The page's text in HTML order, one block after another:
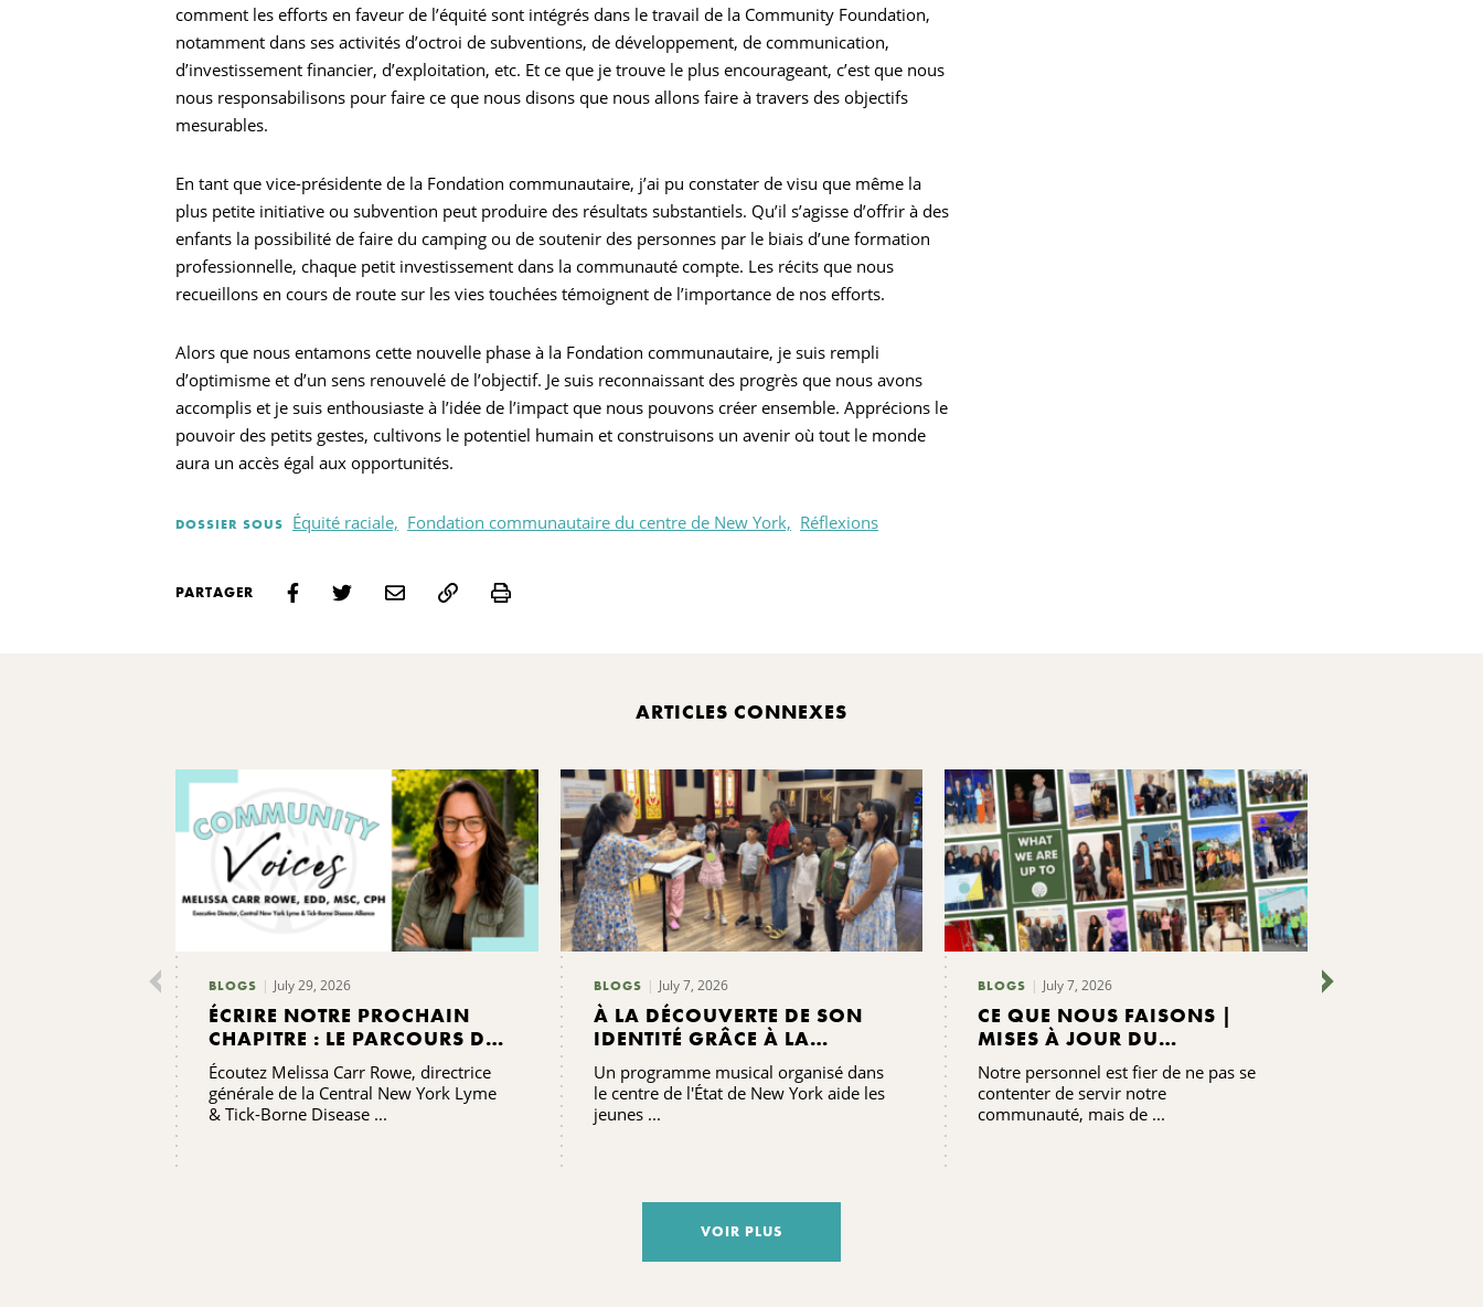
comment les efforts en faveur de l’équité sont intégrés dans le travail de la Community Foundation,
notamment dans ses activités d’octroi de subventions, de développement, de communication,
d’investissement financier, d’exploitation, etc. Et ce que je trouve le plus encourageant, c’est que nous
nous responsabilisons pour faire ce que nous disons que nous allons faire à travers des objectifs
mesurables.
En tant que vice-présidente de la Fondation communautaire, j’ai pu constater de visu que même la
plus petite initiative ou subvention peut produire des résultats substantiels. Qu’il s’agisse d’offrir à des
enfants la possibilité de faire du camping ou de soutenir des personnes par le biais d’une formation
professionnelle, chaque petit investissement dans la communauté compte. Les récits que nous
recueillons en cours de route sur les vies touchées témoignent de l’importance de nos efforts.
Alors que nous entamons cette nouvelle phase à la Fondation communautaire, je suis rempli
d’optimisme et d’un sens renouvelé de l’objectif. Je suis reconnaissant des progrès que nous avons
accomplis et je suis enthousiaste à l’idée de l’impact que nous pouvons créer ensemble. Apprécions le
pouvoir des petits gestes, cultivons le potentiel humain et construisons un avenir où tout le monde
aura un accès égal aux opportunités.
DOSSIER SOUS Équité raciale, Fondation communautaire du centre de New York, Réflexions
PARTAGER Print
ARTICLES CONNEXES
BLOGS July 29, 2026
ÉCRIRE NOTRE PROCHAIN
CHAPITRE : LE PARCOURS DE
RENFORCEMENT DES
CAPACITÉS DE L'ALLIANCE
CONTRE LA MALADIE DE
Écoutez Melissa Carr Rowe, directrice
générale de la Central New York Lyme
& Tick-Borne Disease ...
BLOGS July 7, 2026
À LA DÉCOUVERTE DE SON
IDENTITÉ GRÂCE À LA
MUSIQUE AU CAMP
GRACENOTE
Un programme musical organisé dans
le centre de l'État de New York aide les
jeunes ...
BLOGS July 7, 2026
CE QUE NOUS FAISONS |
MISES À JOUR DU
PERSONNEL DE LA CNYCF
Notre personnel est fier de ne pas se
contenter de servir notre
communauté, mais de ...
VOIR PLUS